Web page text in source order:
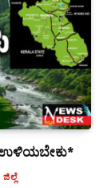
ಉಳಿಯಬೇಕು*